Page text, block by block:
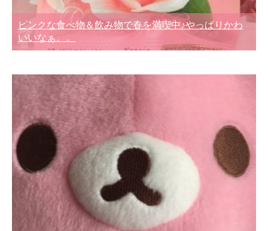
ピンクな食べ物＆飲み物で春を満喫中♪やっぱりかわ
いいなぁ。。